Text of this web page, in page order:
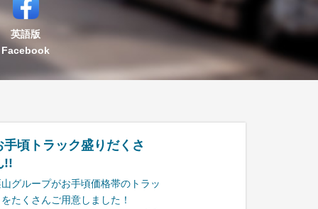
英語版
Facebook
手頃トラック盛りだくさ
!!
グループがお手頃価格帯のトラッ
たくさんご用意しました！